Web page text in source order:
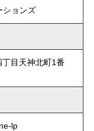
ションズ
目天神北町1番
lp